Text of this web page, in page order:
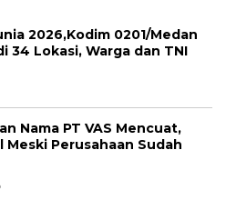
2026,Kodim 0201/Medan
34 Lokasi, Warga dan TNI
Nama PT VAS Mencuat,
Meski Perusahaan Sudah